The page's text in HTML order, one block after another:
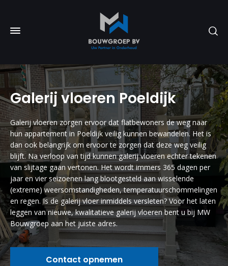
Galerij vloeren Poeldijk
Galerij vloeren zorgen ervoor dat flatbewoners de weg naar
hun appartement in Poeldijk veilig kunnen bewandelen. Het is
dan ook belangrijk om ervoor te zorgen dat deze weg veilig
blijft. Na verloop van tijd kunnen galerij vloeren echter tekenen
van slijtage gaan vertonen. Het wordt immers 365 dagen per
jaar en vier seizoenen lang blootgesteld aan wisselende
(extreme) weersomstandigheden, temperatuurschommelingen
en regen. Is de galerij vloer inmiddels versleten? Voor het laten
leggen van nieuwe, kwalitatieve galerij vloeren bent u bij MW
Bouwgroep aan het juiste adres.
Contact opnemen